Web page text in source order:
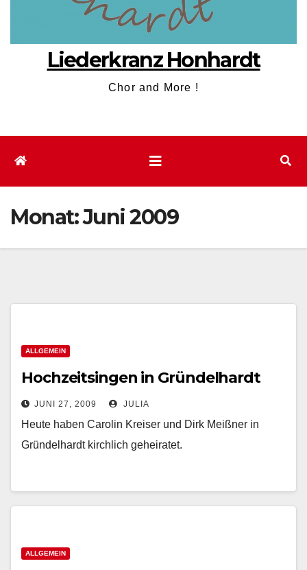
Liederkranz Honhardt
Chor and More !
Monat:Juni 2009
ALLGEMEIN
Hochzeitsingen in Gründelhardt
JUNI 27, 2009 JULIA
Heute haben Carolin Kreiser und Dirk Meißner in
Gründelhardt kirchlich geheiratet.
ALLGEMEIN